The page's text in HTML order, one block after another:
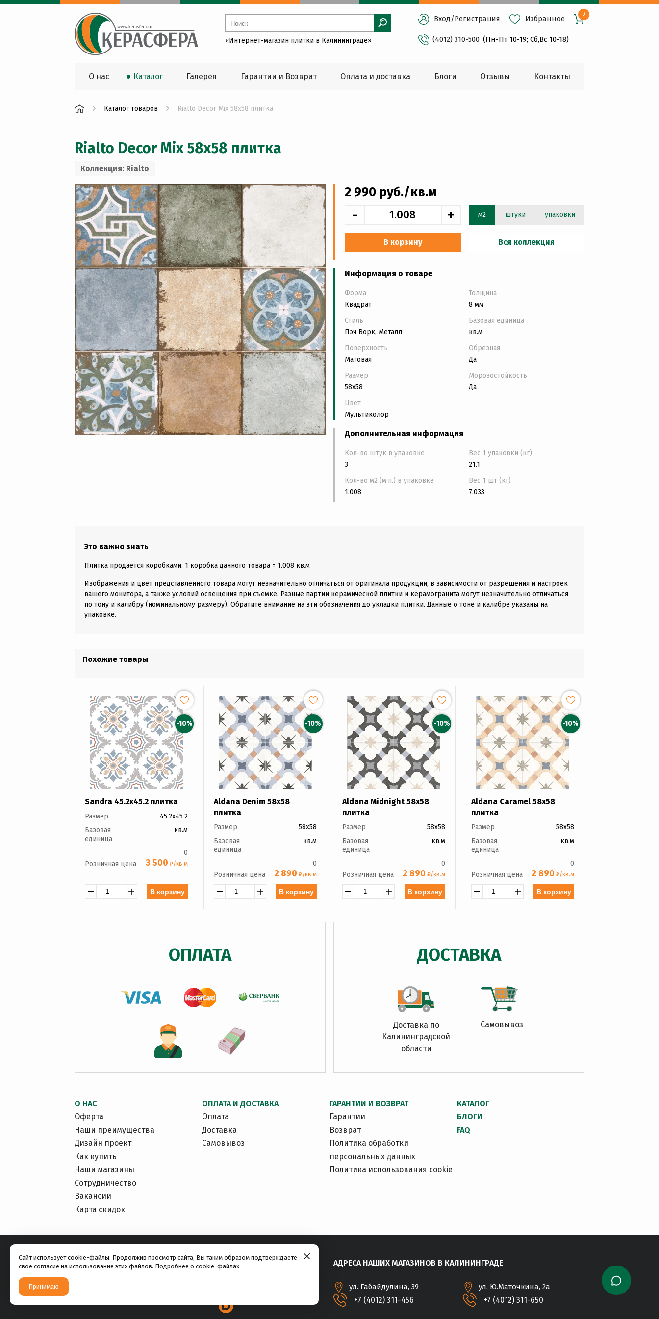
«Интернет-магазин плитки в Калининграде»
Вход/Регистрация Избранное
0
(4012) 310-500 (Пн-Пт 10-19; Сб,Вс 10-18)
О нас Каталог Галерея Гарантии и Возврат Оплата и доставка Блоги Oтзывы Контакты
Каталог товаров Rialto Decor Mix 58x58 плитка
Rialto Decor Mix 58x58 плитка
Коллекция: Rialto
2 990 руб./кв.м
- + м2 штуки упаковки
В корзину Вся коллекция
Информация о товаре
Форма
Квадрат
Стиль
Пэч Ворк, Металл
Поверхность
Матовая
Размер
58x58
Цвет
Мультиколор
Толщина
8 мм
Базовая единица
кв.м
Обрезная
Да
Морозостойкость
Да
Дополнительная информация
Кол-во штук в упаковке
3
Кол-во м2 (м.п.) в упаковке
1.008
Вес 1 упаковки (кг)
21.1
Вес 1 шт (кг)
7.033
Это важно знать
Плитка продается коробками. 1 коробка данного товара = 1.008 кв.м
Изображения и цвет представленного товара могут незначительно отличаться от оригинала продукции, в зависимости от разрешения и настроек
вашего монитора, а также условий освещения при съемке. Разные партии керамической плитки и керамогранита могут незначительно отличаться
по тону и калибру (номинальному размеру). Обратите внимание на эти обозначения до укладки плитки. Данные о тоне и калибре указаны на
упаковке.
Похожие товары
-10%
Sandra 45.2x45.2 плитка
Размер
45.2x45.2
Базовая
единица
кв.м
Розничная цена
0
3 500 ₽/кв.м
В корзину
-10%
Aldana Denim 58x58
плитка
Размер
58x58
Базовая
единица
кв.м
Розничная цена
0
2 890 ₽/кв.м
В корзину
-10%
Aldana Midnight 58x58
плитка
Размер
58x58
Базовая
единица
кв.м
Розничная цена
0
2 890 ₽/кв.м
В корзину
-10%
Aldana Caramel 58x58
плитка
Размер
58x58
Базовая
единица
кв.м
Розничная цена
0
2 890 ₽/кв.м
В корзину
ОПЛАТА ДОСТАВКА
Доставка по
Калининградской
области
Самовывоз
О НАС
Оферта
Наши преимущества
Дизайн проект
Как купить
Наши магазины
Сотрудничество
Вакансии
Карта скидок
ОПЛАТА И ДОСТАВКА
Оплата
Доставка
Самовывоз
ГАРАНТИИ И ВОЗВРАТ
Гарантии
Возврат
Политика обработки
персональных данных
Политика использования cookie
КАТАЛОГ
БЛОГИ
FAQ
АДРЕСА НАШИХ МАГАЗИНОВ В КАЛИНИНГРАДЕ
ул. Габайдулина, 39
+7 (4012) 311-456
ул. Ю.Маточкина, 2а
+7 (4012) 311-650
Сайт использует cookie-файлы. Продолжив просмотр сайта, Вы таким образом подтверждаете
свое согласие на использование этих файлов. Подробнее о cookie-файлах
Принимаю